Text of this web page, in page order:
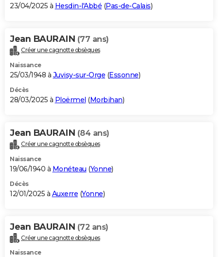
S'inscrire
Se connecter
Lycées
Collèges
Primaires
Universités
Entreprises
Service militaire
Avis de recherche
AVIS DE DÉCÈS
Bricolage
Lifestyle
Culture
Sport
Auto
Television
Voyage
Cinema
23/04/2025 à Hesdin-l'Abbé (Pas-de-Calais)
Jean BAURAIN (77 ans)
Créer une cagnotte obsèques
Naissance
25/03/1948 à Juvisy-sur-Orge (Essonne)
Décès
28/03/2025 à Ploërmel (Morbihan)
Jean BAURAIN (84 ans)
Créer une cagnotte obsèques
Naissance
19/06/1940 à Monéteau (Yonne)
Décès
12/01/2025 à Auxerre (Yonne)
Jean BAURAIN (72 ans)
Créer une cagnotte obsèques
Naissance